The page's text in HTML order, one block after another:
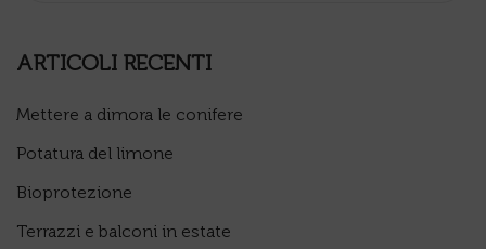
ARTICOLI RECENTI
Mettere a dimora le conifere
Potatura del limone
Bioprotezione
Terrazzi e balconi in estate